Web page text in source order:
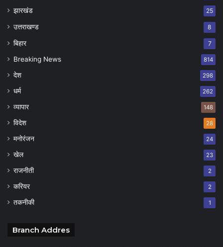
झारखंड 25
उत्तराखण्ड 8
बिहार 7
Breaking News 814
देश 298
धर्म 262
व्यापार 148
विदेश 28
मनोरंजन 24
खेल 23
राजनीती 2
करियर 2
तकनीकी 1
Branch Addres